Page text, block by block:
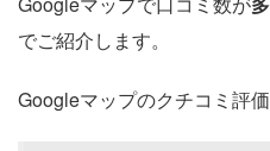
でご紹介します。
Googleマップのクチコミ評